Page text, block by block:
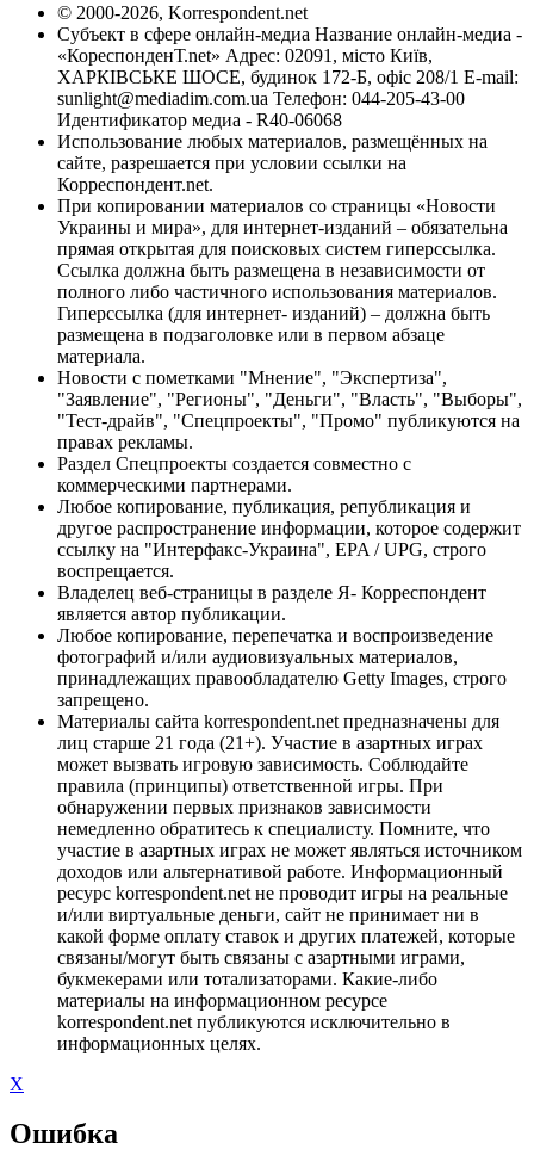
© 2000-2026, Korrespondent.net
Субъект в сфере онлайн-медиа Название онлайн-медиа -
«КореспонденТ.net» Адрес: 02091, місто Київ,
ХАРКІВСЬКЕ ШОСЕ, будинок 172-Б, офіс 208/1 E-mail:
sunlight@mediadim.com.ua Телефон: 044-205-43-00
Идентификатор медиа - R40-06068
Использование любых материалов, размещённых на
сайте, разрешается при условии ссылки на
Корреспондент.net.
При копировании материалов со страницы «Новости
Украины и мира», для интернет-изданий – обязательна
прямая открытая для поисковых систем гиперссылка.
Ссылка должна быть размещена в независимости от
полного либо частичного использования материалов.
Гиперссылка (для интернет- изданий) – должна быть
размещена в подзаголовке или в первом абзаце
материала.
Новости с пометками "Мнение", "Экспертиза",
"Заявление", "Регионы", "Деньги", "Власть", "Выборы",
"Тест-драйв", "Спецпроекты", "Промо" публикуются на
правах рекламы.
Раздел Спецпроекты создается совместно с
коммерческими партнерами.
Любое копирование, публикация, републикация и
другое распространение информации, которое содержит
ссылку на "Интерфакс-Украина", EPA / UPG, строго
воспрещается.
Владелец веб-страницы в разделе Я- Корреспондент
является автор публикации.
Любое копирование, перепечатка и воспроизведение
фотографий и/или аудиовизуальных материалов,
принадлежащих правообладателю Getty Images, строго
запрещено.
Материалы сайта korrespondent.net предназначены для
лиц старше 21 года (21+). Участие в азартных играх
может вызвать игровую зависимость. Соблюдайте
правила (принципы) ответственной игры. При
обнаружении первых признаков зависимости
немедленно обратитесь к специалисту. Помните, что
участие в азартных играх не может являться источником
доходов или альтернативой работе. Информационный
ресурс korrespondent.net не проводит игры на реальные
и/или виртуальные деньги, сайт не принимает ни в
какой форме оплату ставок и других платежей, которые
связаны/могут быть связаны с азартными играми,
букмекерами или тотализаторами. Какие-либо
материалы на информационном ресурсе
korrespondent.net публикуются исключительно в
информационных целях.
X
Ошибка